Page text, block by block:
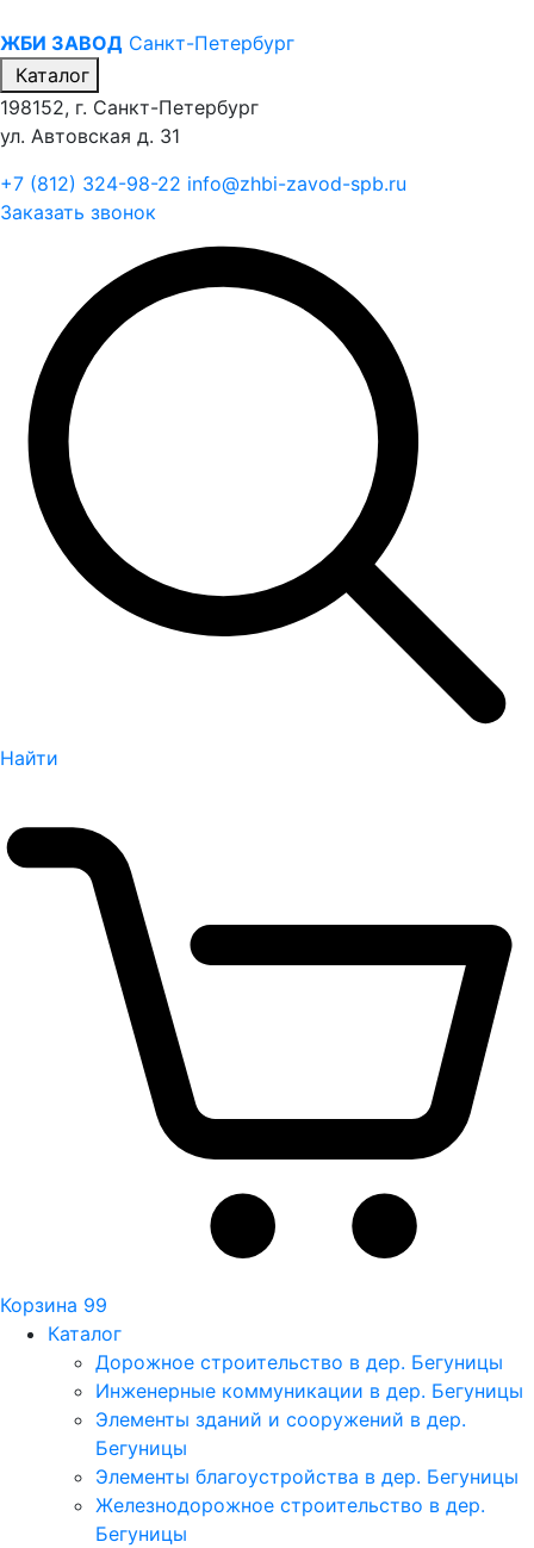
ЖБИ ЗАВОД Санкт-Петербург
Каталог
198152, г. Санкт-Петербург
ул. Автовская д. 31
+7 (812) 324-98-22 info@zhbi-zavod-spb.ru
Заказать звонок
Найти
Корзина 99
Каталог
Дорожное строительство в дер. Бегуницы
Инженерные коммуникации в дер. Бегуницы
Элементы зданий и сооружений в дер.
Бегуницы
Элементы благоустройства в дер. Бегуницы
Железнодорожное строительство в дер.
Бегуницы